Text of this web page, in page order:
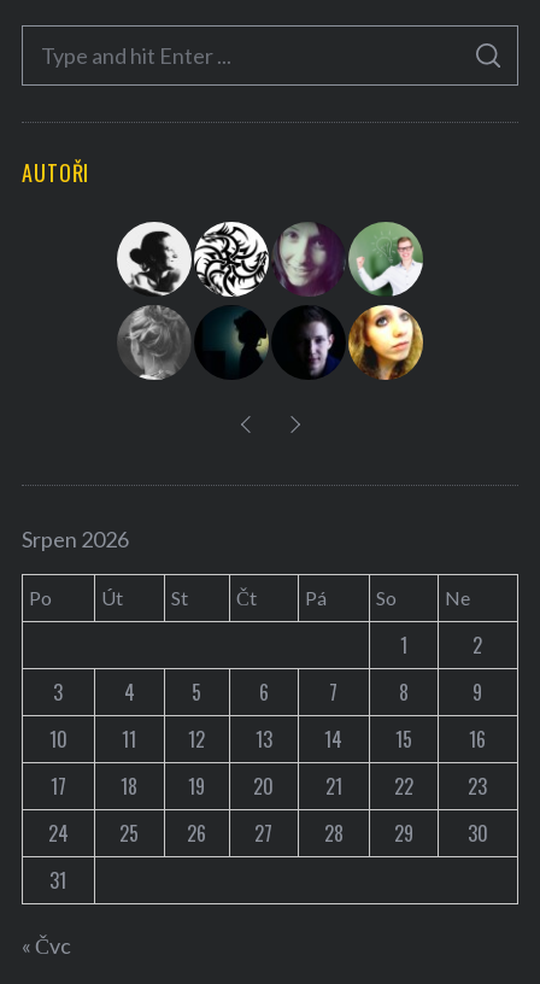
c
S
A
C
AUTOŘI
Srpen 2026
Po Út St Čt Pá So Ne
1
2
3
4 5 6 7 8
9
10
11 12 13 14 15
16
17
18 19 20 21 22
23
24
25 26 27 28 29
30
31
« Čvc